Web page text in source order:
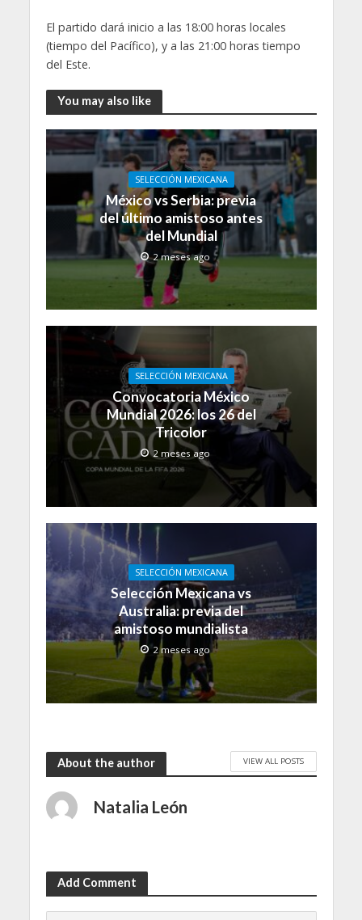
El partido dará inicio a las 18:00 horas locales
(tiempo del Pacífico), y a las 21:00 horas tiempo
del Este.
You may also like
SELECCIÓN MEXICANA
México vs Serbia: previa
del último amistoso antes
del Mundial
2 meses ago
SELECCIÓN MEXICANA
Convocatoria México
Mundial 2026: los 26 del
Tricolor
2 meses ago
SELECCIÓN MEXICANA
Selección Mexicana vs
Australia: previa del
amistoso mundialista
2 meses ago
About the author VIEW ALL POSTS
Natalia León
Add Comment